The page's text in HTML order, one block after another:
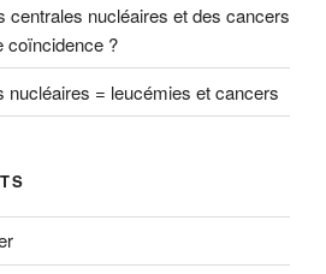
centrales nucléaires et des cancers
coïncidence ?
nucléaires = leucémies et cancers